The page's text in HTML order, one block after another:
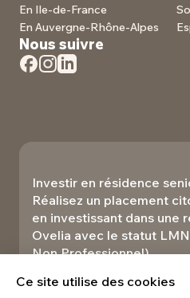
Ce site utilise des cookies
En Ile-de-France
En Auvergne-Rhône-Alpes
Nous suivre
Investir en résidence
Réalisez un placement
en investissant dans une
Ovelia avec le statut
Non Professionnel).​